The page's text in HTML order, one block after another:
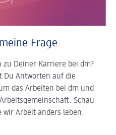
Frage
zu Deiner Karriere bei dm?
Du Antworten auf die
das Arbeiten bei dm und
Schau
wir Arbeit anders leben.